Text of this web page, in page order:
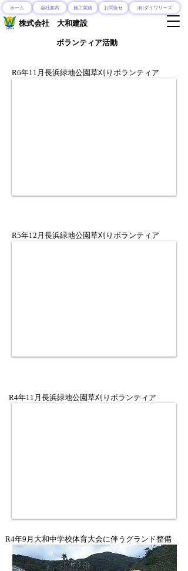
ホーム 会社案内 施工実績 お問合せ
​株式会社 大和建設
(有)ダイワリース
​ボランティア活動
R6年11月長浜緑地公園草刈りボランティア
R5年12月長浜緑地公園草刈りボランティア
R4年11月長浜緑地公園草刈りボランティア
​R4年9月大和中学校体育大会に伴うグランド整備